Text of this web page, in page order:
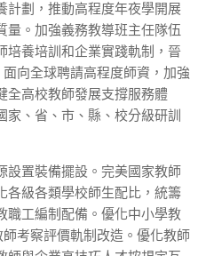
計劃，推動高程度年夜學開展
量。加強義務教導班主任隊伍
培養培訓和企業實踐軌制，晉
面向全球聘請高程度師資，加強
全高校教師發展支撐服務體
、省、市、縣、校分級研訓
設置裝備擺設。完美國家教師
各級各類學校師生配比，統籌
職工編制配備。優化中小學教
師考察評價軌制改造。優化教師